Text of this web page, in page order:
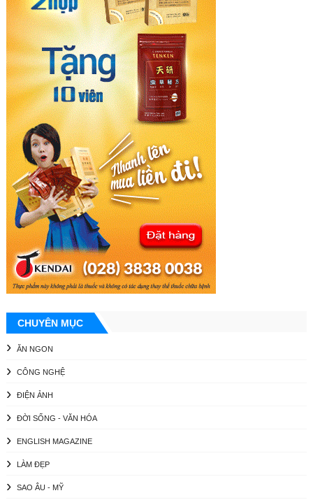
CHUYÊN MỤC
ĂN NGON
CÔNG NGHỆ
ĐIỆN ẢNH
ĐỜI SỐNG - VĂN HÓA
ENGLISH MAGAZINE
LÀM ĐẸP
SAO ÂU - MỸ